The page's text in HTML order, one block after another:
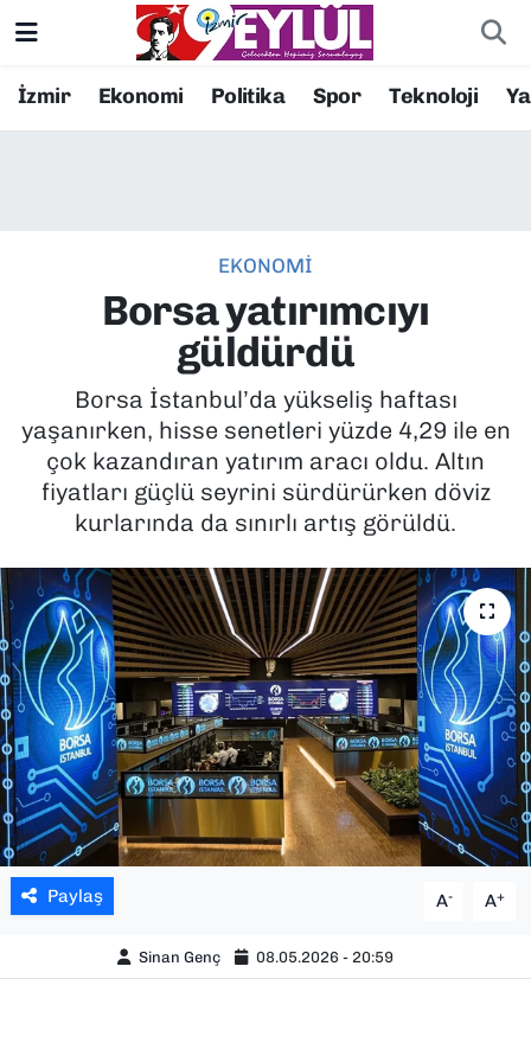
İzmir Ekonomi Politika Spor Teknoloji
EKONOMİ
Borsa yatırımcıyı
güldürdü
Borsa İstanbul’da yükseliş haftası
yaşanırken, hisse senetleri yüzde 4,29 ile en
çok kazandıran yatırım aracı oldu. Altın
fiyatları güçlü seyrini sürdürürken döviz
kurlarında da sınırlı artış görüldü.
Paylaş A- A+
Sinan Genç 08.05.2026 - 20:59
Resmi İlanlar
EKONOMİ
KÜLTÜR SANAT
MAGAZİN
POLİTİKA
SAĞLIK
SPOR
TEKNOLOJİ
YAŞAM
YEREL YÖNETİMLER
Konak Nöbetçi Eczaneler
Süper Lig Puan Durumu ve Fikstür
Tüm Manşetler
Son Dakika Haberleri
Haber Arşivi